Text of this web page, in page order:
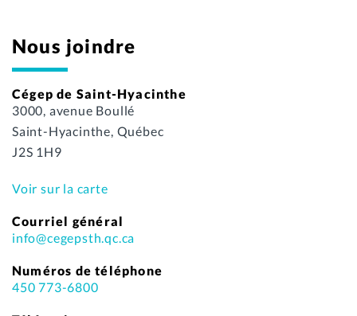
Nous joindre
Cégep de Saint-Hyacinthe
3000, avenue Boullé
Saint-Hyacinthe, Québec
J2S 1H9
Voir sur la carte
Courriel général
info@cegepsth.qc.ca
Numéros de téléphone
450 773-6800